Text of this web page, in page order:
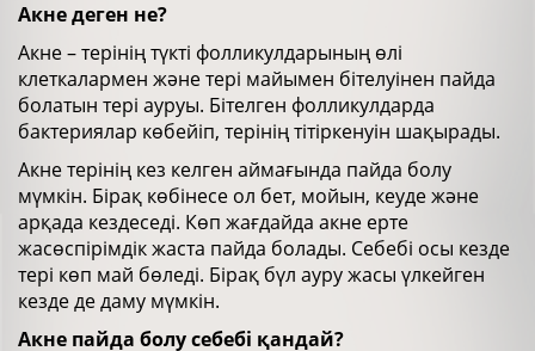
Акне деген не?
Акне – терінің түкті фолликулдарының өлі
клеткалармен және тері майымен бітелуінен пайда
болатын тері ауруы. Бітелген фолликулдарда
бактериялар көбейіп, терінің тітіркенуін шақырады.
Акне терінің кез келген аймағында пайда болу
мүмкін. Бірақ көбінесе ол бет, мойын, кеуде және
арқада кездеседі. Көп жағдайда акне ерте
жасөспірімдік жаста пайда болады. Себебі осы кезде
тері көп май бөледі. Бірақ бүл ауру жасы үлкейген
кезде де даму мүмкін.
Акне пайда болу себебі қандай?